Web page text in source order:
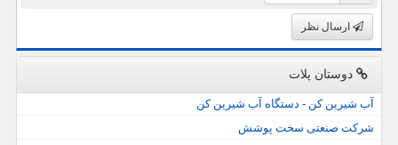
ارسال نظر
دوستان پلات
آب شیرین کن - دستگاه آب شیرین کن
شرکت صنعتی سخت پوشش